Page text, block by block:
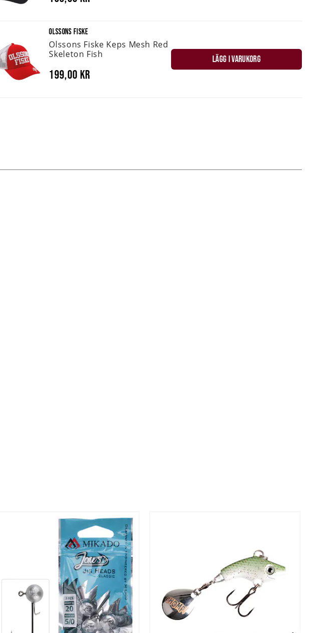
OLSSONS FISKE
Olssons Fiske Keps Mesh Red
Skeleton Fish
199,00 kr
LÄGG I VARUKORG